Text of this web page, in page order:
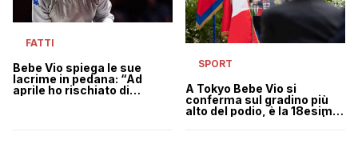
FATTI
Bebe Vio spiega le sue
lacrime in pedana: “Ad
aprile ho rischiato di
SPORT
A Tokyo Bebe Vio si
conferma sul gradino più
alto del podio, è la 18esima